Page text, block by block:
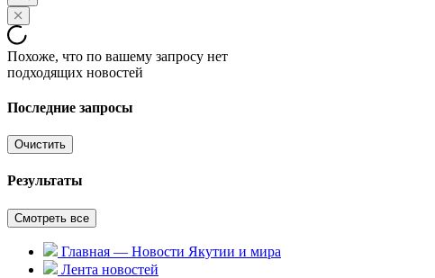
Похоже, что по вашему запросу нет
подходящих новостей
Последние запросы
Очистить
Результаты
Смотреть все
Главная — Новости Якутии и мира
Лента новостей